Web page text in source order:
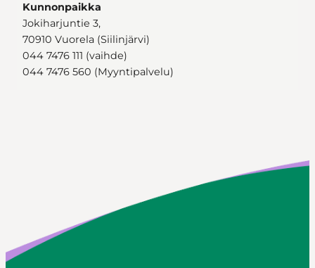
Kunnonpaikka
Jokiharjuntie 3,
70910 Vuorela (Siilinjärvi)
044 7476 111 (vaihde)
044 7476 560 (Myyntipalvelu)